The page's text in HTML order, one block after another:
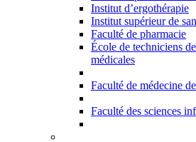
Institut d’ergothérapie
Institut supérieur de
Faculté de pharmacie
École de techniciens
médicales
Faculté de médecine
Faculté des sciences